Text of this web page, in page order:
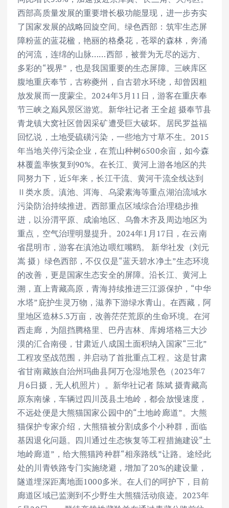
西部高质量发展的重要增长极功能显现，进一步夯实
了国家发展的战略回旋空间。绿色西部：筑牢生态屏
障粉蓝的蓝花楹，艳丽的格桑花，苍翠的森林，奔涌
的河流，连绵的山脉……西部，被誉为无尽的远方、
多彩的“视界”，也是我国重要的生态屏障。三峡库区
腹地重庆奉节，古称夔州，自古碧水环绕，却曾因粗
放发展而一度蒙尘。2024年3月11日，游客在重庆奉
节三峡之巅风景区游览。新华社记者 王全超 摄奉节县
青龙镇大窝社区曾因采矿遭受巨大破坏。居民罗益福
回忆说，土地受硫磺污染，一些地方寸草不生。2015
年当地关停污染企业，在荒山种树6500余亩，如今森
林覆盖率恢复到90%。在长江、黄河上游各地区的共
同努力下，近5年来，长江干流、黄河干流全线达到
Ⅱ类水质。滇池、洱海、乌梁素海等重点湖泊流域水
污染防治持续推进。西部重点区域综合治理稳步推
进，以汾渭平原、成渝地区、乌鲁木齐及周边地区为
重点，空气治理明显提升。2024年1月17日，在云南
省昆明市，游客在滇池边喂红嘴鸥。 新华社发（刘元
嵩 摄）绿色西部，不仅仅是“蓝天碧水净土”生态环境
的改善，更是国家生态安全的屏障。沿长江、黄河上
溯，直上青藏高原，青海持续推进三江源保护，“中华
水塔”庇护生灵万物，滋养下游绿水青山。在西藏，阿
里地区造林5.3万亩，改善茫茫荒原的生命环境。在河
西走廊，为阻挡腾格里、巴丹吉林、库姆塔格三大沙
漠的汇合南侵，甘肃近八成国土面积纳入国家“三北”
工程攻坚战范围，并启动了首批重点工程。这是甘肃
省甘南藏族自治州玛曲县阿万仓湿地景色（2023年7
月6日摄，无人机照片）。新华社记者 陈斌 摄青藏高
原东南缘，车辆过四川茂县土地岭，都会放慢速度，
不远处便是大熊猫国家公园中的“土地岭廊道”。大熊
猫保护专家介绍，大熊猫被分割成多个小种群，面临
基因退化问题。四川通过生态恢复等工程措施建设“土
地岭廊道”，给大熊猫跨种群“相亲路线”让路。途经此
处的川青铁路专门实施绕避，增加了20%的建设量，
隧道埋深距离地面1000多米。在人们的呵护下，目前
廊道区域已监测到不少野生大熊猫活动痕迹。2023年